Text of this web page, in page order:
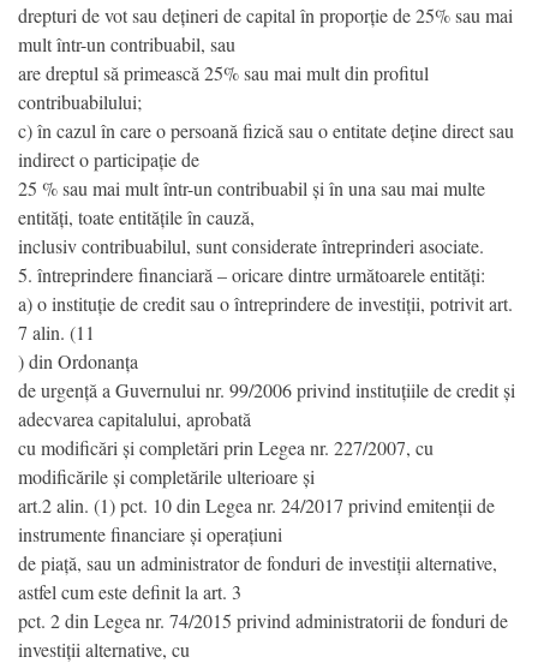
drepturi de vot sau dețineri de capital în proporție de 25% sau mai
mult într-un contribuabil, sau
are dreptul să primească 25% sau mai mult din profitul
contribuabilului;
c) în cazul în care o persoană fizică sau o entitate deține direct sau
indirect o participație de
25 % sau mai mult într-un contribuabil și în una sau mai multe
entități, toate entitățile în cauză,
inclusiv contribuabilul, sunt considerate întreprinderi asociate.
5. întreprindere financiară – oricare dintre următoarele entități:
a) o instituție de credit sau o întreprindere de investiții, potrivit art.
7 alin. (11
) din Ordonanța
de urgență a Guvernului nr. 99/2006 privind instituțiile de credit și
adecvarea capitalului, aprobată
cu modificări și completări prin Legea nr. 227/2007, cu
modificările și completările ulterioare și
art.2 alin. (1) pct. 10 din Legea nr. 24/2017 privind emitenții de
instrumente financiare și operațiuni
de piață, sau un administrator de fonduri de investiții alternative,
astfel cum este definit la art. 3
pct. 2 din Legea nr. 74/2015 privind administratorii de fonduri de
investiții alternative, cu